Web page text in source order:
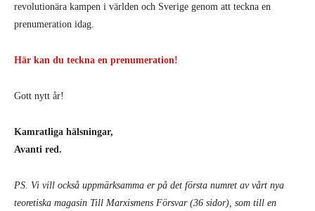
revolutionära kampen i världen och Sverige genom att teckna en
prenumeration idag.
Här kan du teckna en prenumeration!
Gott nytt år!
Kamratliga hälsningar,
Avanti red.
PS. Vi vill också uppmärksamma er på det första numret av vårt nya
teoretiska magasin Till Marxismens Försvar (36 sidor), som till en